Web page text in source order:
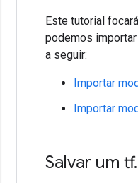
Este tutorial
podemos
a seguir:
Importar
Importar
Salvar um tf.